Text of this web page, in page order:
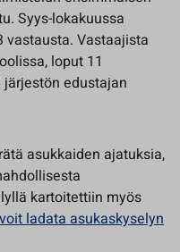
Syys-lokakuussa
vastausta. Vastaajista
loput 11
edustajan
asukkaiden ajatuksia,
kartoitettiin myös
ladata asukaskyselyn